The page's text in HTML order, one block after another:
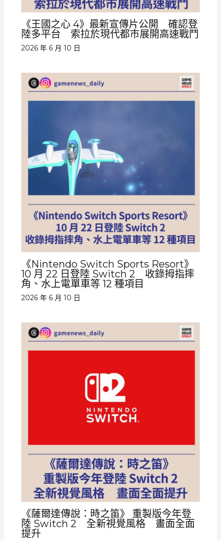
《王國之心 4》最新宣傳片公開 確認登
陸多平台 索拉於現代都市展開高速戰鬥
2026 年 6 月 10 日
《Nintendo Switch Sports Resort》
10 月 22 日登陸 Switch 2 收錄拇指摔
角、水上電單車等 12 種項目
2026 年 6 月 10 日
《薩爾達傳說：時之笛》 重製版今年登
陸 Switch 2 全新視覺風格 畫面全面
提升